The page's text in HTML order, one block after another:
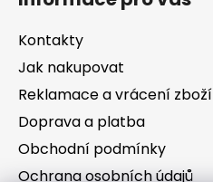
Kontakty
Jak nakupovat
Reklamace a vrácení zboží
Doprava a platba
Obchodní podmínky
Ochrana osobních údajů